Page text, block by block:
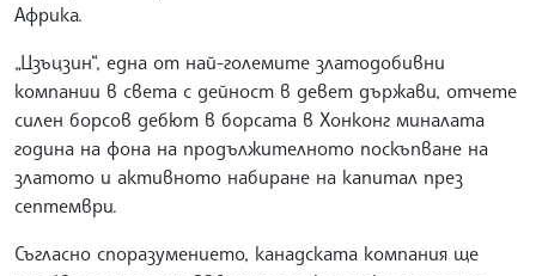
Африка.
„Цзъцзин“, една от най-големите златодобивни
компании в света с дейност в девет държави, отчете
силен борсов дебют в борсата в Хонконг миналата
година на фона на продължителното поскъпване на
златото и активното набиране на капитал през
септември.
Съгласно споразумението, канадската компания ще